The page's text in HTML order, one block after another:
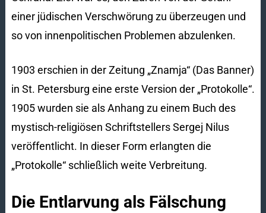
einer jüdischen Verschwörung zu überzeugen und
so von innenpolitischen Problemen abzulenken.
1903 erschien in der Zeitung „Znamja“ (Das Banner)
in St. Petersburg eine erste Version der „Protokolle“.
1905 wurden sie als Anhang zu einem Buch des
mystisch-religiösen Schriftstellers Sergej Nilus
veröffentlicht. In dieser Form erlangten die
„Protokolle“ schließlich weite Verbreitung.
Die Entlarvung als Fälschung